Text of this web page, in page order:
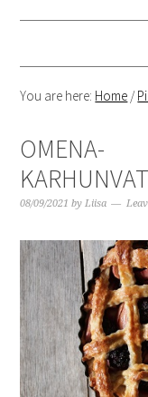
You are here: Home /
OMENA-
08/09/2021 byLiisa